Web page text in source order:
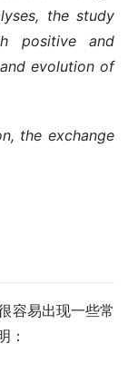
the study
positive and
evolution of
the exchange
容易出现一些常
：